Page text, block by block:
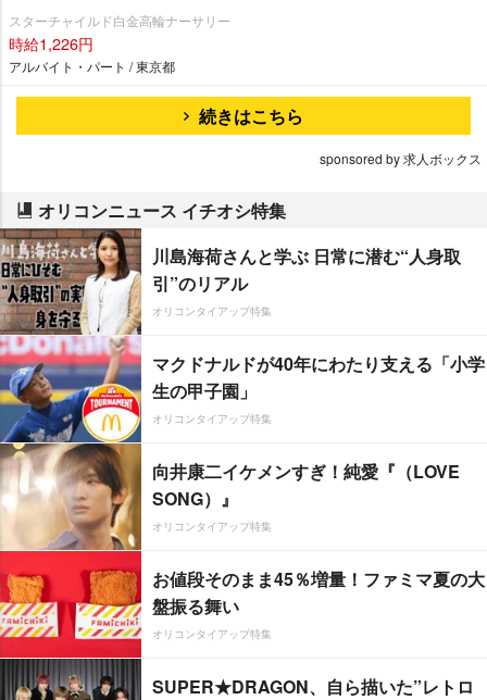
スターチャイルド白金高輪ナーサリー
時給1,226円
アルバイト・パート / 東京都
続きはこちら
sponsored by 求人ボックス
オリコンニュース イチオシ特集
川島海荷さんと学ぶ 日常に潜む“人身取
引”のリアル
オリコンタイアップ特集
マクドナルドが40年にわたり支える「小学
生の甲子園」
オリコンタイアップ特集
向井康二イケメンすぎ！純愛『（LOVE
SONG）』
オリコンタイアップ特集
お値段そのまま45％増量！ファミマ夏の大
盤振る舞い
オリコンタイアップ特集
SUPER★DRAGON、自ら描いた”レトロ